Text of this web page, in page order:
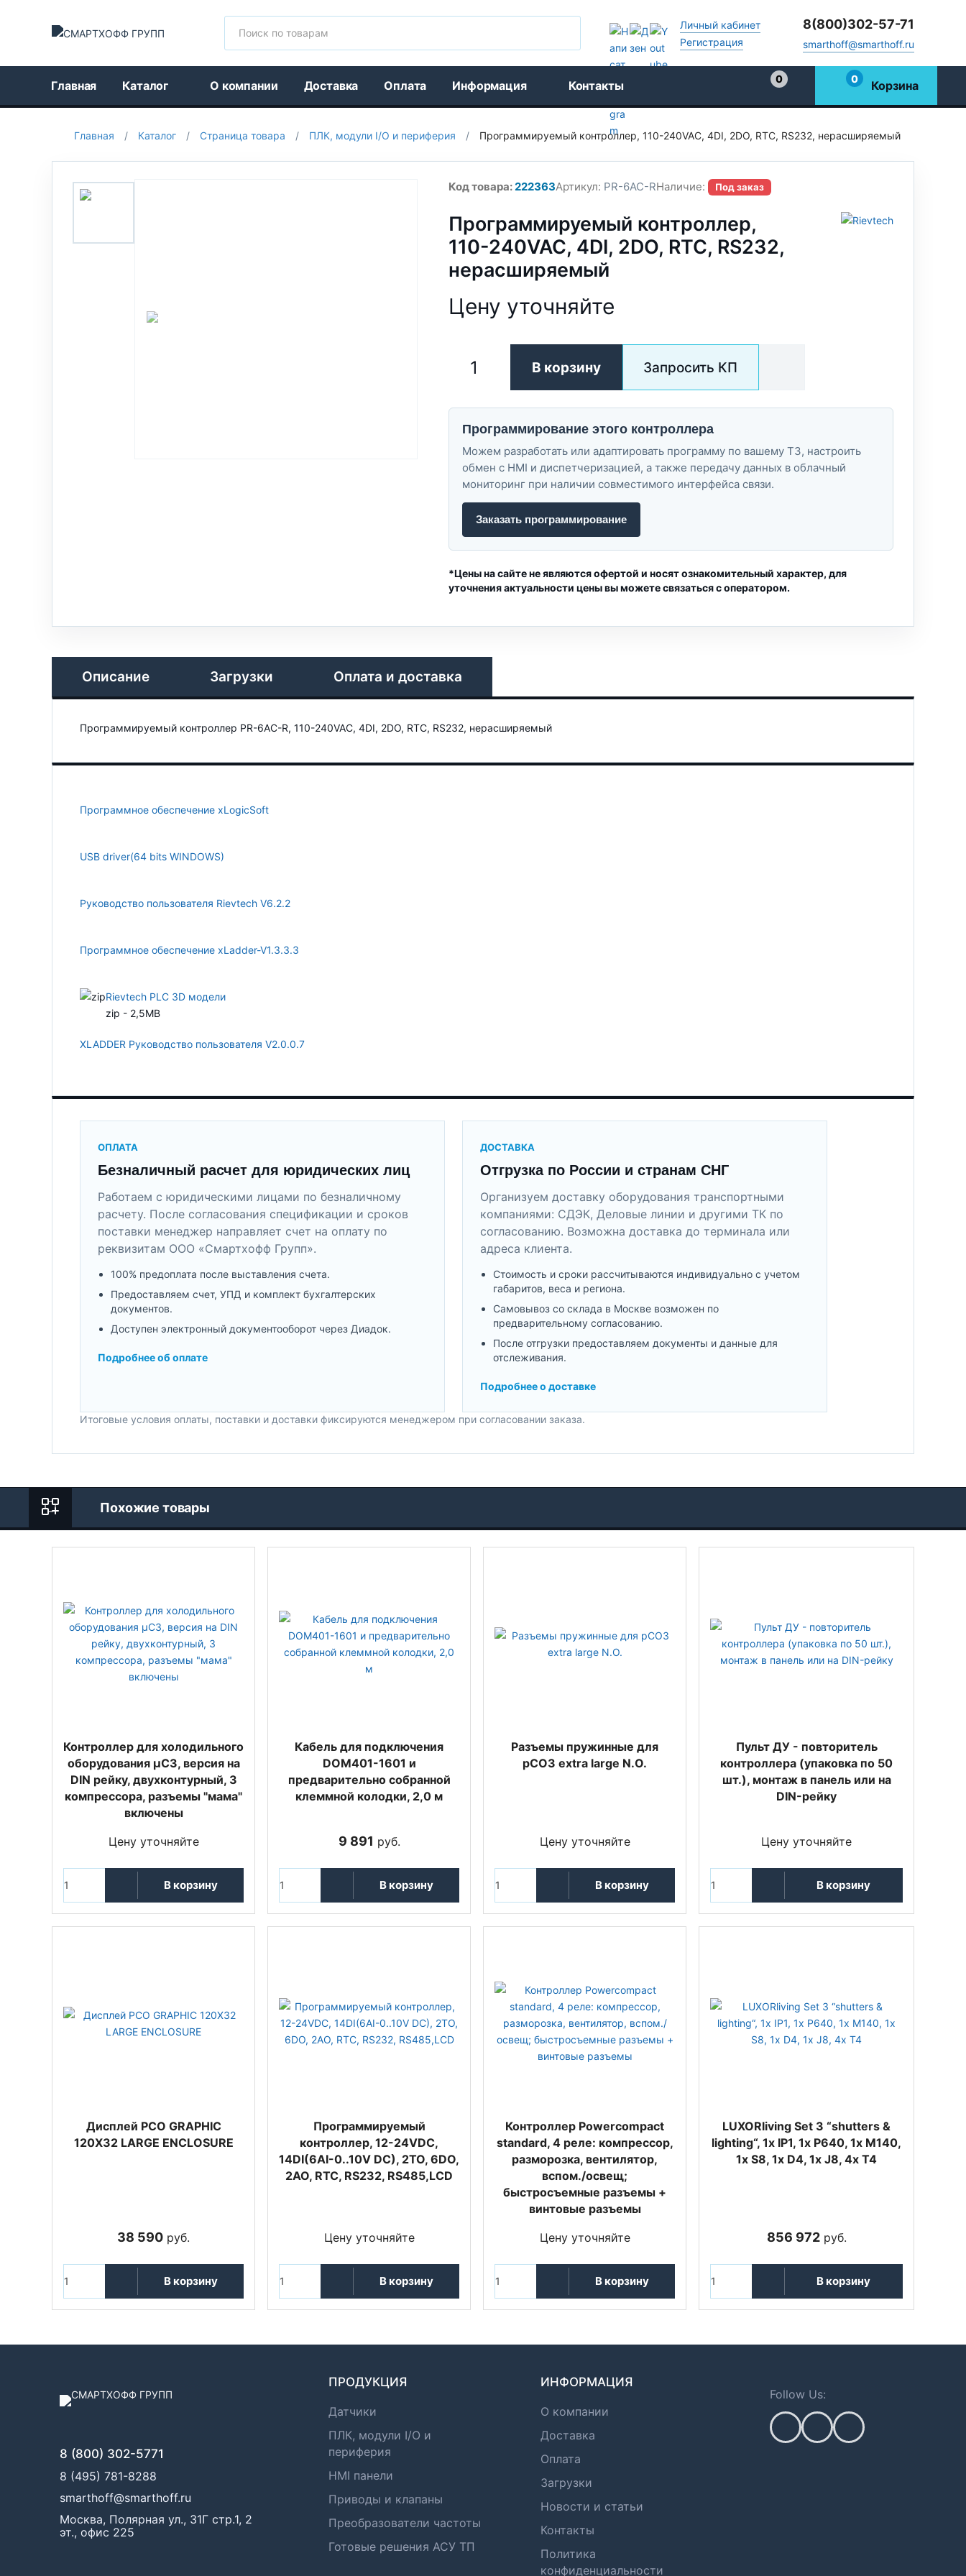
Личный кабинет
Регистрация
8(800)302-57-71
smarthoff@smarthoff.ru
Главная Каталог О компании Доставка Оплата Информация Контакты
0
0 Корзина
Главная / Каталог / Страница товара / ПЛК, модули I/O и периферия / Программируемый контроллер, 110-240VAC, 4DI, 2DO, RTC, RS232, нерасширяемый
Код товара:222363Артикул: PR-6AC-RНаличие: Под заказ
Программируемый контроллер,
110-240VAC, 4DI, 2DO, RTC, RS232,
нерасширяемый
Цену уточняйте
В корзину Запросить КП
Программирование этого контроллера
Можем разработать или адаптировать программу по вашему ТЗ, настроить
обмен с HMI и диспетчеризацией, а также передачу данных в облачный
мониторинг при наличии совместимого интерфейса связи.
Заказать программирование
*Цены на сайте не являются офертой и носят ознакомительный характер, для
уточнения актуальности цены вы можете связаться с оператором.
Описание Загрузки Оплата и доставка
Программируемый контроллер PR-6AC-R, 110-240VAC, 4DI, 2DO, RTC, RS232, нерасширяемый
Программное обеспечение xLogicSoft
USB driver(64 bits WINDOWS)
Руководство пользователя Rievtech V6.2.2
Программное обеспечение xLadder-V1.3.3.3
Rievtech PLC 3D модели
zip - 2,5MB
XLADDER Руководство пользователя V2.0.0.7
ОПЛАТА
Безналичный расчет для юридических лиц
Работаем с юридическими лицами по безналичному
расчету. После согласования спецификации и сроков
поставки менеджер направляет счет на оплату по
реквизитам ООО «Смартхофф Групп».
100% предоплата после выставления счета.
Предоставляем счет, УПД и комплект бухгалтерских
документов.
Доступен электронный документооборот через Диадок.
Подробнее об оплате
ДОСТАВКА
Отгрузка по России и странам СНГ
Организуем доставку оборудования транспортными
компаниями: СДЭК, Деловые линии и другими ТК по
согласованию. Возможна доставка до терминала или
адреса клиента.
Стоимость и сроки рассчитываются индивидуально с учетом
габаритов, веса и региона.
Самовывоз со склада в Москве возможен по
предварительному согласованию.
После отгрузки предоставляем документы и данные для
отслеживания.
Подробнее о доставке
Итоговые условия оплаты, поставки и доставки фиксируются менеджером при согласовании заказа.
Похожие товары
Контроллер для холодильного
оборудования µC3, версия на
DIN рейку, двухконтурный, 3
компрессора, разъемы "мама"
включены
Цену уточняйте
В корзину
Кабель для подключения
DOM401-1601 и
предварительно собранной
клеммной колодки, 2,0 м
9 891 руб.
В корзину
Разъемы пружинные для
pCO3 extra large N.O.
Цену уточняйте
В корзину
Пульт ДУ - повторитель
контроллера (упаковка по 50
шт.), монтаж в панель или на
DIN-рейку
Цену уточняйте
В корзину
Дисплей PCO GRAPHIC
120X32 LARGE ENCLOSURE
38 590 руб.
В корзину
Программируемый
контроллер, 12-24VDC,
14DI(6AI-0..10V DC), 2TO, 6DO,
2AO, RTC, RS232, RS485,LCD
Цену уточняйте
В корзину
Контроллер Powercompact
standard, 4 реле: компрессор,
разморозка, вентилятор,
вспом./освещ;
быстросъемные разъемы +
винтовые разъемы
Цену уточняйте
В корзину
LUXORliving Set 3 “shutters &
lighting“, 1x IP1, 1x P640, 1x M140,
1x S8, 1x D4, 1x J8, 4x T4
856 972руб.
В корзину
8 (800) 302-5771
8 (495) 781-8288
smarthoff@smarthoff.ru
Москва, Полярная ул., 31Г стр.1, 2
эт., офис 225
ПРОДУКЦИЯ
Датчики
ПЛК, модули I/O и
периферия
HMI панели
Приводы и клапаны
Преобразователи частоты
Готовые решения АСУ ТП
ИНФОРМАЦИЯ
О компании
Доставка
Оплата
Загрузки
Новости и статьи
Контакты
Политика
конфиденциальности
Follow Us: